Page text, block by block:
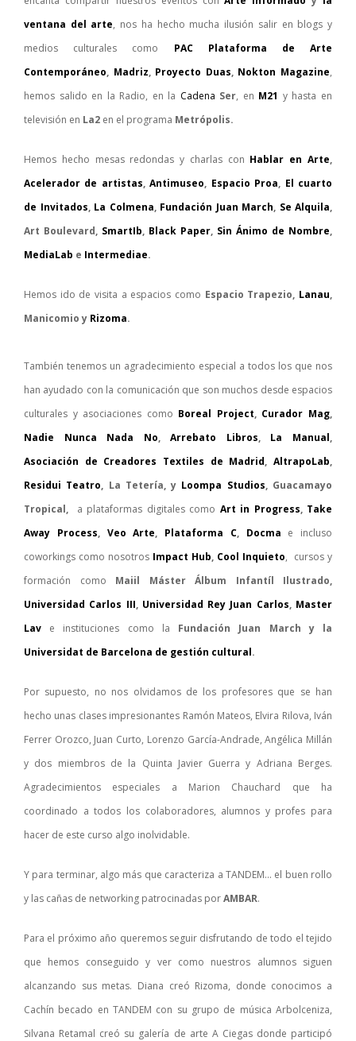
ventana del arte, nos ha hecho mucha ilusión salir en blogs y
medios culturales como PAC Plataforma de Arte
Contemporáneo, Madriz, Proyecto Duas, Nokton Magazine,
hemos salido en la Radio, en la Cadena Ser, en M21 y hasta en
televisión en La2 en el programa Metrópolis.
Hemos hecho mesas redondas y charlas con Hablar en Arte,
Acelerador de artistas,Antimuseo, Espacio Proa, El cuarto
de Invitados, La Colmena, Fundación Juan March, Se Alquila,
Art Boulevard, SmartIb, Black Paper, Sin Ánimo de Nombre,
MediaLab e Intermediae.
Hemos ido de visita a espacios como Espacio Trapezio, Lanau,
Manicomio y Rizoma.
También tenemos un agradecimiento especial a todos los que nos
han ayudado con la comunicación que son muchos desde espacios
culturales y asociaciones como Boreal Project, Curador Mag,
Nadie Nunca Nada No,Arrebato Libros, La Manual,
Asociación de Creadores Textiles de Madrid,AltrapoLab,
Residui Teatro, La Tetería, y Loompa Studios, Guacamayo
Tropical,
a plataformas digitales como Art in Progress, Take
Away Process, Veo Arte, Plataforma C, Docma e incluso
coworkings como nosotros Impact Hub, Cool Inquieto, cursos y
formación como Maiil Máster Álbum Infantíl Ilustrado,
Universidad Carlos III, Universidad Rey Juan Carlos, Master
Lav e instituciones como la Fundación Juan March y la
Universidat de Barcelona de gestión cultural.
Por supuesto, no nos olvidamos de los profesores que se han
hecho unas clases impresionantes Ramón Mateos, Elvira Rilova, Iván
Ferrer Orozco, Juan Curto, Lorenzo García-Andrade, Angélica Millán
y dos miembros de la Quinta Javier Guerra y Adriana Berges.
Agradecimientos especiales a Marion Chauchard que ha
coordinado a todos los colaboradores, alumnos y profes para
hacer de este curso algo inolvidable.
Y para terminar, algo más que caracteriza a TANDEM… el buen rollo
y las cañas de networking patrocinadas porAMBAR.
Para el próximo año queremos seguir disfrutando de todo el tejido
que hemos conseguido y ver como nuestros alumnos siguen
alcanzando sus metas. Diana creó Rizoma, donde conocimos a
Cachín becado en TANDEM con su grupo de música Arbolceniza,
Silvana Retamal creó su galería de arte A Ciegas donde participó